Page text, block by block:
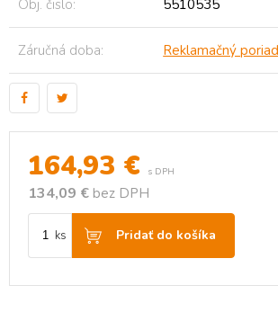
164,93 € s DPH
134,09 € bez DPH
ks Pridať do košíka
Obj. čislo: 5510535
Záručná doba: Reklamačný